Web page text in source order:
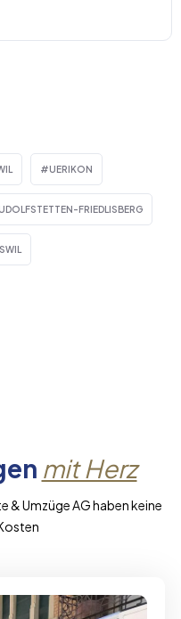
UERIKON
FRIEDLISBERG
mit Herz
& Umzüge AG haben keine